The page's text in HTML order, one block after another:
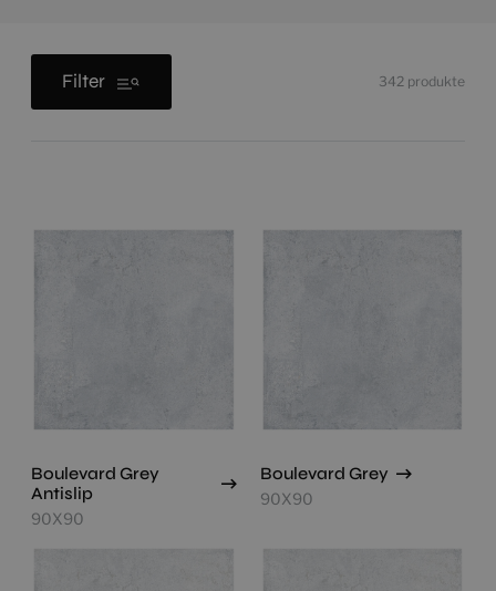
Filter 342 produkte
Boulevard Grey
Antislip
90X90
Boulevard Grey
90X90